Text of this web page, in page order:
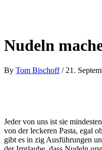
Nudeln
By Tom Bischoff/ 21.
Jeder von uns ist sie
von der leckeren Pasta, egal
gibt es in zig Ausführungen